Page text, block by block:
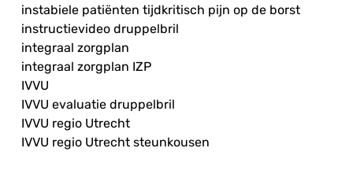
instabiele patiënten tijdkritisch pijn op de borst
instructievideo druppelbril
integraal zorgplan
integraal zorgplan IZP
IVVU
IVVU evaluatie druppelbril
IVVU regio Utrecht
IVVU regio Utrecht steunkousen